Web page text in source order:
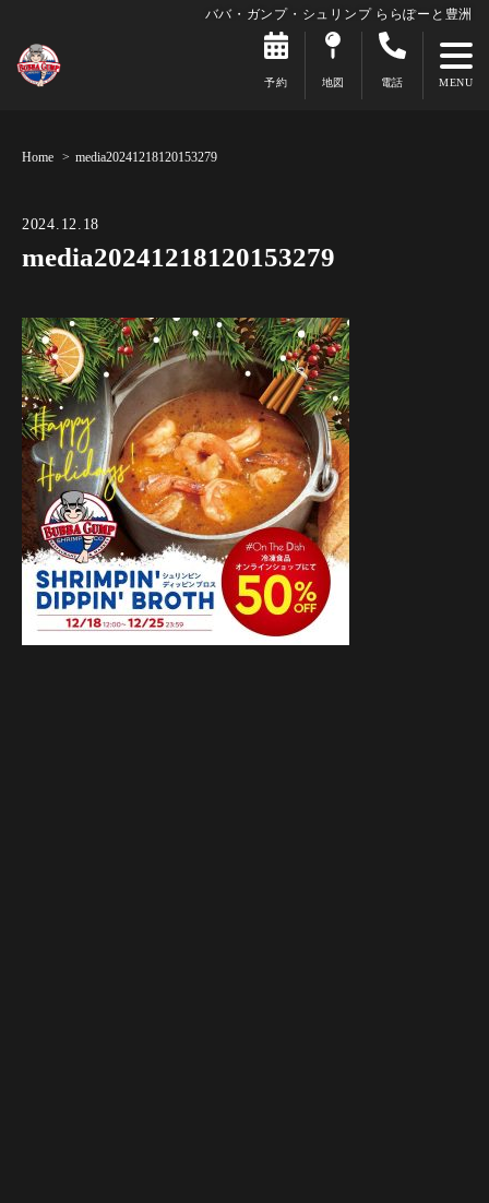
ババ・ガンプ・シュリンプ ららぽーと豊洲
予約 地図 電話
Home media20241218120153279
2024.12.18
media20241218120153279